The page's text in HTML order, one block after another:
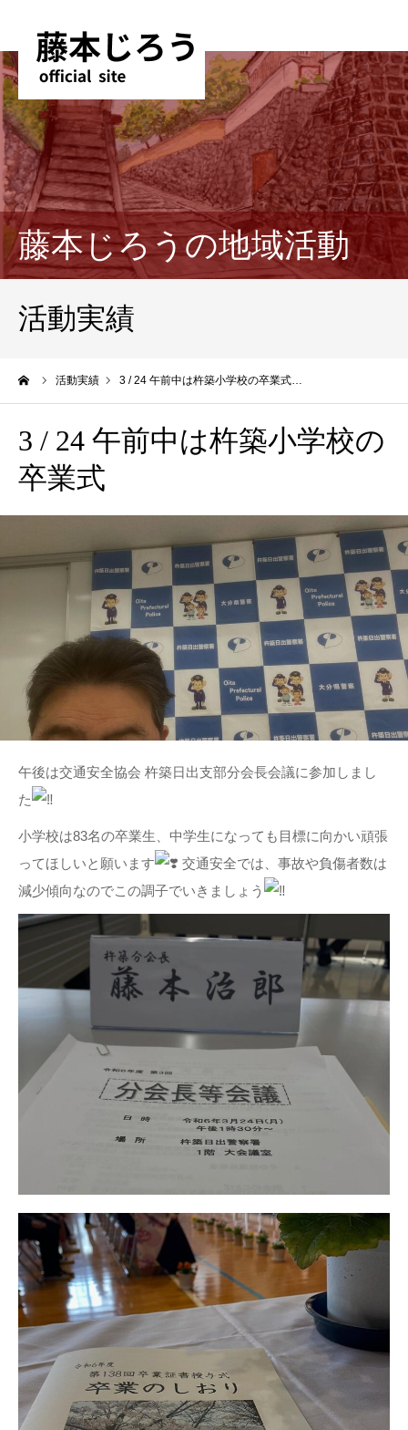
藤本じろうの地域活動
活動実績
活動実績 3 / 24 午前中は杵築小学校の卒業式…
3 / 24 午前中は杵築小学校の
卒業式
午後は交通安全協会 杵築日出支部分会長会議に参加しまし
た
小学校は83名の卒業生、中学生になっても目標に向かい頑張
ってほしいと願います
交通安全では、事故や負傷者数は
減少傾向なのでこの調子でいきましょう